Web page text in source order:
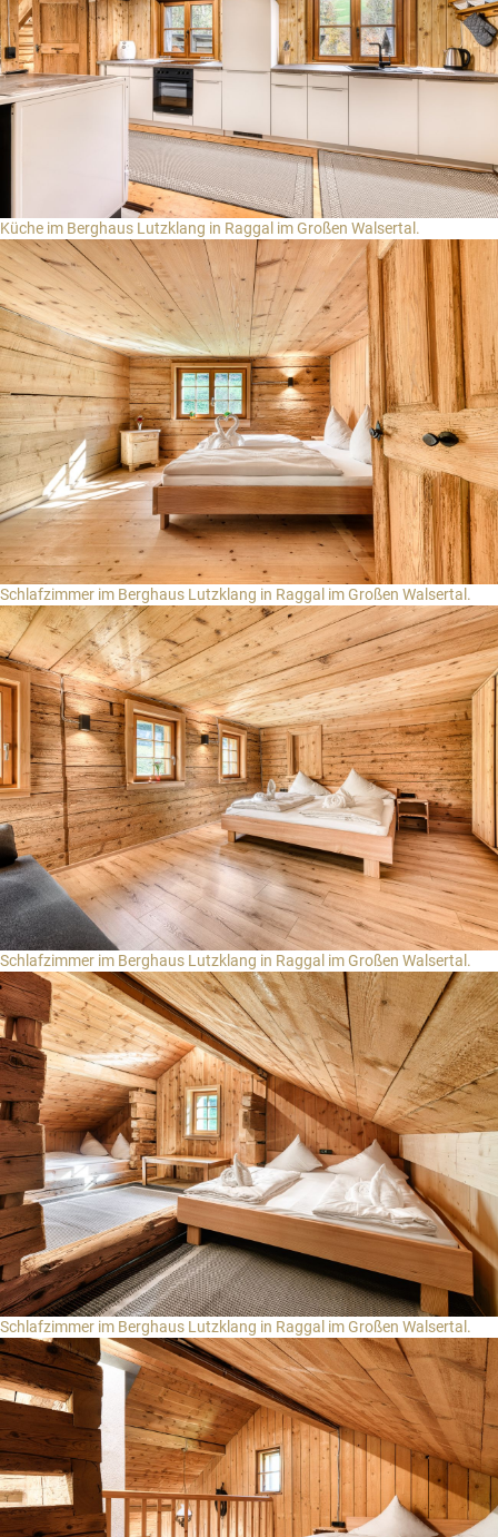
Küche im Berghaus Lutzklang in Raggal im Großen Walsertal.
Schlafzimmer im Berghaus Lutzklang in Raggal im Großen Walsertal.
Schlafzimmer im Berghaus Lutzklang in Raggal im Großen Walsertal.
Schlafzimmer im Berghaus Lutzklang in Raggal im Großen Walsertal.